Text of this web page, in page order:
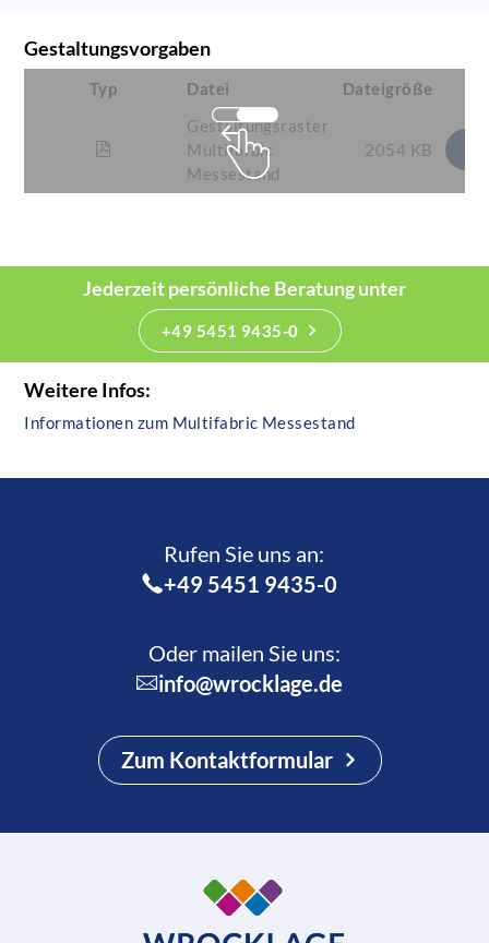
Gestaltungsvorgaben
Typ Datei
Dateigröße
Gestaltungsraster
Multifarbic
Messestand
2054 KB
Jederzeit persönliche Beratung unter
+49 5451 9435-0
Weitere Infos:
Informationen zum Multifabric Messestand
Rufen Sie uns an:­
+49 5451 9435-0
Oder mailen Sie uns:
info@wrocklage.de
Zum Kontaktformular